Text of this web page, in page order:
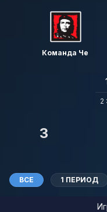
Команда Че
2
3
ВСЕ 1 ПЕРИОД